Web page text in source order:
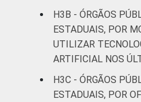
H3B - ÓRGÃOS
ESTADUAIS, POR
UTILIZAR
ARTIFICIAL NOS
H3C - ÓRGÃOS
ESTADUAIS, POR